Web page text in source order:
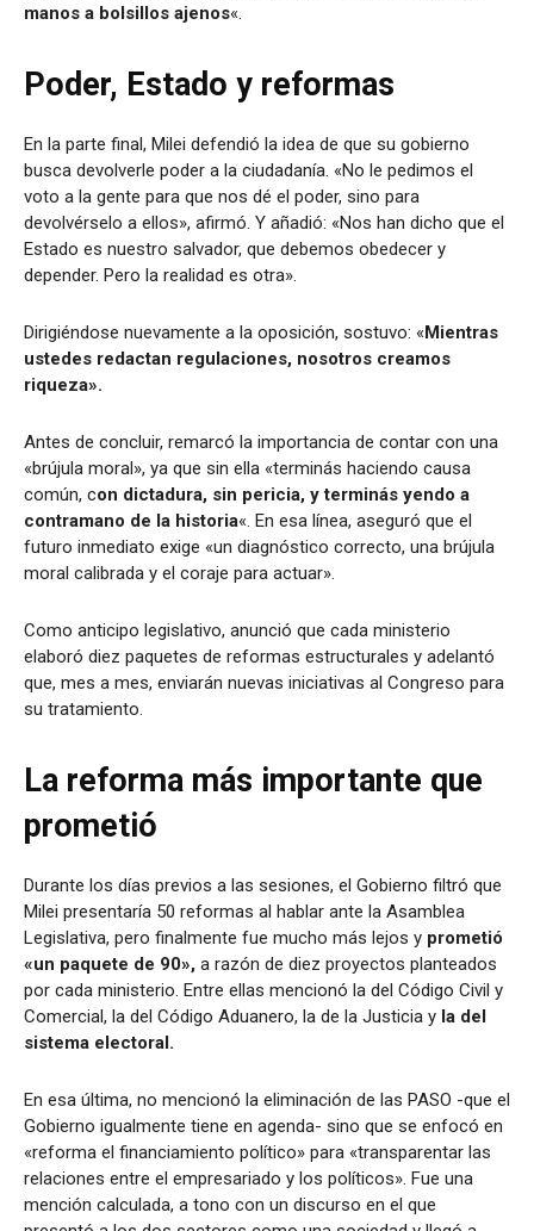
manos a bolsillos ajenos«.
Poder, Estado y reformas
En la parte final, Milei defendió la idea de que su gobierno
busca devolverle poder a la ciudadanía. «No le pedimos el
voto a la gente para que nos dé el poder, sino para
devolvérselo a ellos», afirmó. Y añadió: «Nos han dicho que el
Estado es nuestro salvador, que debemos obedecer y
depender. Pero la realidad es otra».
Dirigiéndose nuevamente a la oposición, sostuvo: «Mientras
ustedes redactan regulaciones, nosotros creamos
riqueza».
Antes de concluir, remarcó la importancia de contar con una
«brújula moral», ya que sin ella «terminás haciendo causa
común, con dictadura, sin pericia, y terminás yendo a
contramano de la historia«. En esa línea, aseguró que el
futuro inmediato exige «un diagnóstico correcto, una brújula
moral calibrada y el coraje para actuar».
Como anticipo legislativo, anunció que cada ministerio
elaboró diez paquetes de reformas estructurales y adelantó
que, mes a mes, enviarán nuevas iniciativas al Congreso para
su tratamiento.
La reforma más importante que
prometió
Durante los días previos a las sesiones, el Gobierno filtró que
Milei presentaría 50 reformas al hablar ante la Asamblea
Legislativa, pero finalmente fue mucho más lejos y prometió
«un paquete de 90», a razón de diez proyectos planteados
por cada ministerio. Entre ellas mencionó la del Código Civil y
Comercial, la del Código Aduanero, la de la Justicia y la del
sistema electoral.
En esa última, no mencionó la eliminación de las PASO -que el
Gobierno igualmente tiene en agenda- sino que se enfocó en
«reforma el financiamiento político» para «transparentar las
relaciones entre el empresariado y los políticos». Fue una
mención calculada, a tono con un discurso en el que